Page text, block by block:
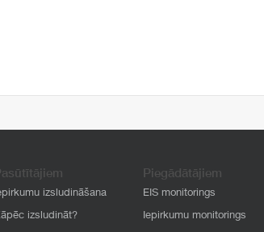
izsludināšana
izsludināt?
Piegādātājiem
EIS monitorings
Iepirkumu monitorings